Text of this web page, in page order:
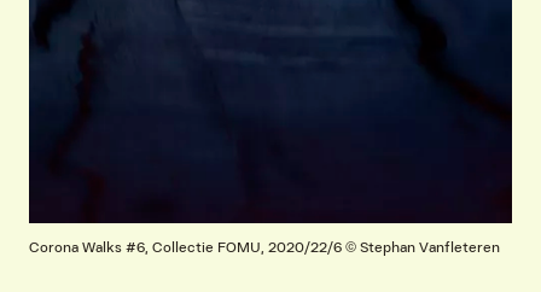
Corona Walks #6, Collectie FOMU, 2020/22/6 © Stephan Vanfleteren